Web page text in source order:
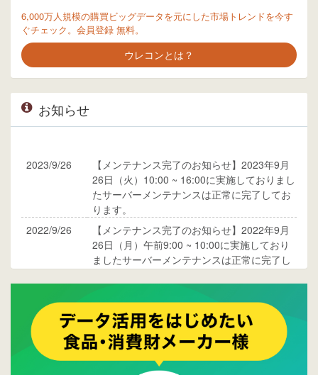
6,000万人規模の購買ビッグデータを元にした市場トレンドを今す
ぐチェック。会員登録 無料。
ウレコンとは？
お知らせ
2023/9/26
【メンテナンス完了のお知らせ】2023年9月
26日（火）10:00 ~ 16:00に実施しておりまし
たサーバーメンテナンスは正常に完了してお
ります。
2022/9/26
【メンテナンス完了のお知らせ】2022年9月
26日（月）午前9:00 ~ 10:00に実施しており
ましたサーバーメンテナンスは正常に完了し
ご覧ください。
2015/10/19
ウレコンのサイト機能を大幅バージョンアッ
プ。詳細はこちら。⇒告知ページへ
2015/09/28
ウレコンが機能拡充し、サイトリニューアル